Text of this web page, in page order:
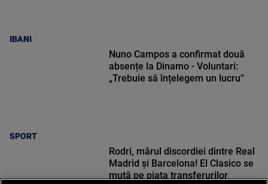
IBANI
SPORT
Nuno Campos a confirmat două
absențe la Dinamo - Voluntari:
„Trebuie să înțelegem un lucru”
Rodri, mărul discordiei dintre Real
Madrid și Barcelona! El Clasico se
mută pe piața transferurilor